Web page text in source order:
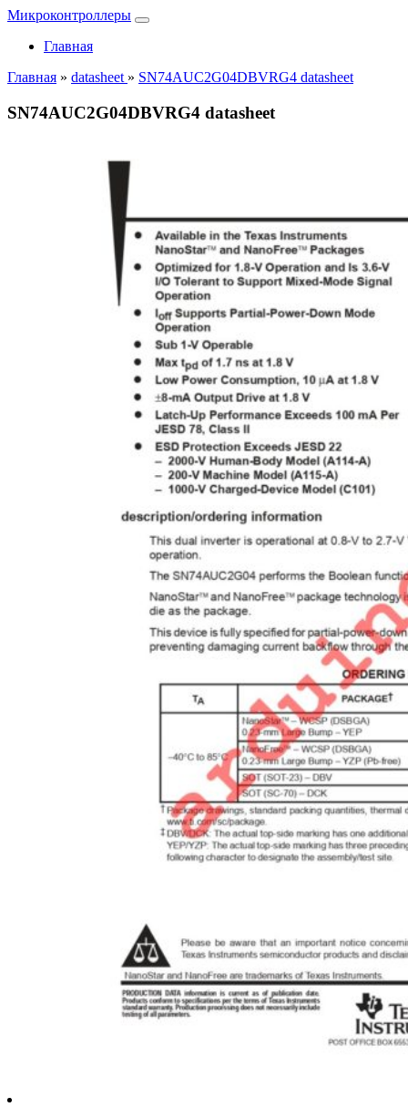
Микроконтроллеры
Главная
Главная » datasheet » SN74AUC2G04DBVRG4 datasheet
SN74AUC2G04DBVRG4 datasheet